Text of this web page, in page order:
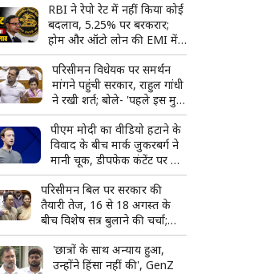
RBI ने रेपो रेट में नहीं किया कोई
बदलाव, 5.25% पर बरकरार;
होम और ऑटो लोन की EMI में
फिलहाल राहत नहीं
परिसीमन विधेयक पर समर्थन
मांगने पहुंची सरकार, राहुल गांधी
ने रखी शर्त; बोले- 'पहले इस मुद्दे
पर हो चर्चा'
पीएम मोदी का वीडियो हटाने के
विवाद के बीच मार्क जुकरबर्ग ने
मानी चूक, डीपफेक कंटेंट पर भी
जताया खेद
परिसीमन बिल पर सरकार की
तैयारी तेज, 16 से 18 अगस्त के
बीच विशेष सत्र बुलाने की चर्चा;
राहुल गांधी और किरेन रिजिजू की
लंबी बैठक
'छात्रों के साथ अन्याय हुआ,
उन्होंने हिंसा नहीं की', GenZ